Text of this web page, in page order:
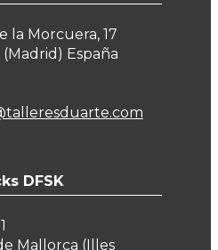
la Morcuera, 17
(Madrid ) España
DFSK
Mallorca (Illes